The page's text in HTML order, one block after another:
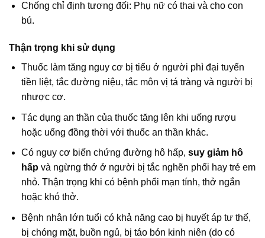
Chống chỉ định tương đối: Phụ nữ có thai và cho con
bú.
Thận trọng khi sử dụng
Thuốc làm tăng nguy cơ bị tiểu ở người phì đại tuyến
tiền liệt, tắc đường niệu, tắc môn vị tá tràng và người bị
nhược cơ.
Tác dụng an thần của thuốc tăng lên khi uống rượu
hoặc uống đồng thời với thuốc an thần khác.
Có nguy cơ biến chứng đường hô hấp, suy giảm hô
hấp và ngừng thở ở người bị tắc nghẽn phổi hay trẻ em
nhỏ. Thận trọng khi có bệnh phổi mạn tính, thở ngắn
hoặc khó thở.
Bệnh nhân lớn tuổi có khả năng cao bị huyết áp tư thế,
bị chóng mặt, buồn ngủ, bị táo bón kinh niên (do có